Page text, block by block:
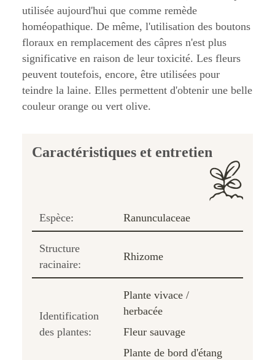
utilisée aujourd'hui que comme remède
homéopathique. De même, l'utilisation des boutons
floraux en remplacement des câpres n'est plus
significative en raison de leur toxicité. Les fleurs
peuvent toutefois, encore, être utilisées pour
teindre la laine. Elles permettent d'obtenir une belle
couleur orange ou vert olive.
Caractéristiques et entretien
Espèce: Ranunculaceae
Structure
racinaire:
Rhizome
Identification
des plantes:
Plante vivace /
herbacée
Fleur sauvage
Plante de bord d'étang